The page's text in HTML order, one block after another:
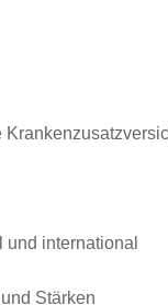
international
Stärken